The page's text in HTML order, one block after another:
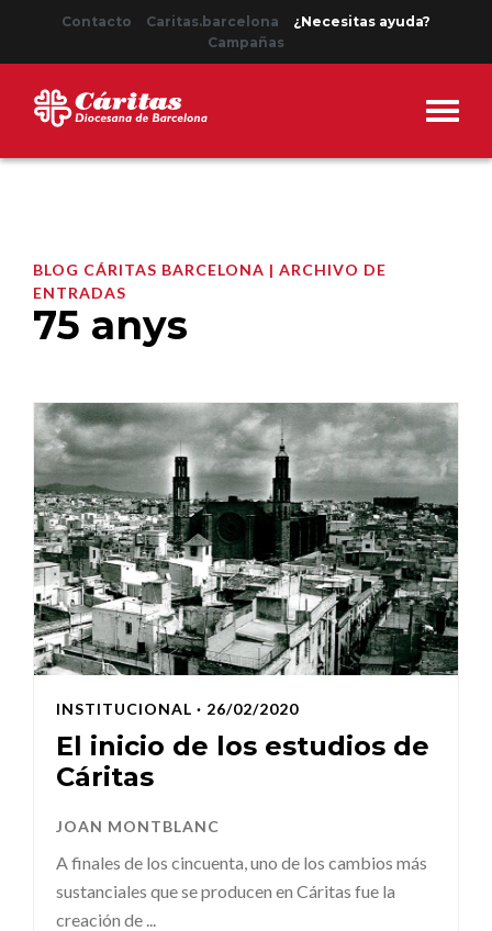
Contacto Caritas.barcelona
¿Necesitas ayuda?
Campañas
BLOG CÁRITAS BARCELONA | ARCHIVO DE
ENTRADAS
75 anys
INSTITUCIONAL · 26/02/2020
El inicio de los estudios de
Cáritas
JOAN MONTBLANC
A finales de los cincuenta, uno de los cambios más
sustanciales que se producen en Cáritas fue la
creación de ...